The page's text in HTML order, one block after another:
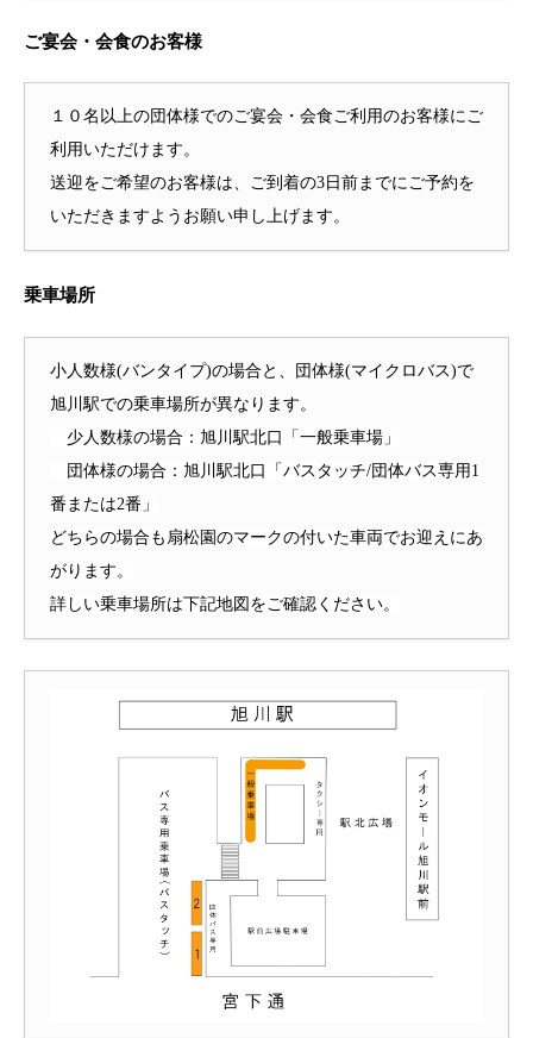
ご宴会・会食のお客様
１０名以上の団体様でのご宴会・会食ご利用のお客様にご
利用いただけます。
送迎をご希望のお客様は、ご到着の3日前までにご予約を
いただきますようお願い申し上げます。
乗車場所
小人数様(バンタイプ)の場合と、団体様(マイクロバス)で
旭川駅での乗車場所が異なります。
少人数様の場合：旭川駅北口「一般乗車場」
団体様の場合：旭川駅北口「バスタッチ/団体バス専用1
番または2番」
どちらの場合も扇松園のマークの付いた車両でお迎えにあ
がります。
詳しい乗車場所は下記地図をご確認ください。